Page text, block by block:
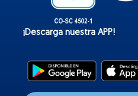
¡Descarga nuestra APP!